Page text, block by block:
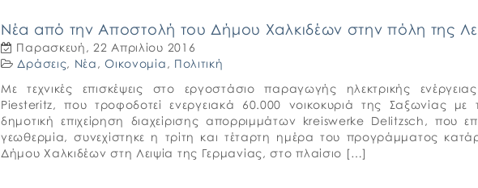
Νέα από την Αποστολή του Δήμου Χαλκιδέων στην πόλη της
Παρασκευή, 22 Απριλίου 2016
Δράσεις, Νέα ,Οικονομία , Πολιτική
Με τεχνικές επισκέψεις στο εργοστάσιο παραγωγής ηλεκτρικής
Piesteritz, που τροφοδοτεί ενεργειακά 60.000 νοικοκυριά της Σαξωνίας
δημοτική επιχείρηση διαχείρισης απορριμμάτων kreiswerke Delitzsch, που
γεωθερμία, συνεχίστηκε η τρίτη και τέταρτη ημέρα του προγράμματος
Δήμου Χαλκιδέων στη Λειψία της Γερμανίας, στο πλαίσιο […]